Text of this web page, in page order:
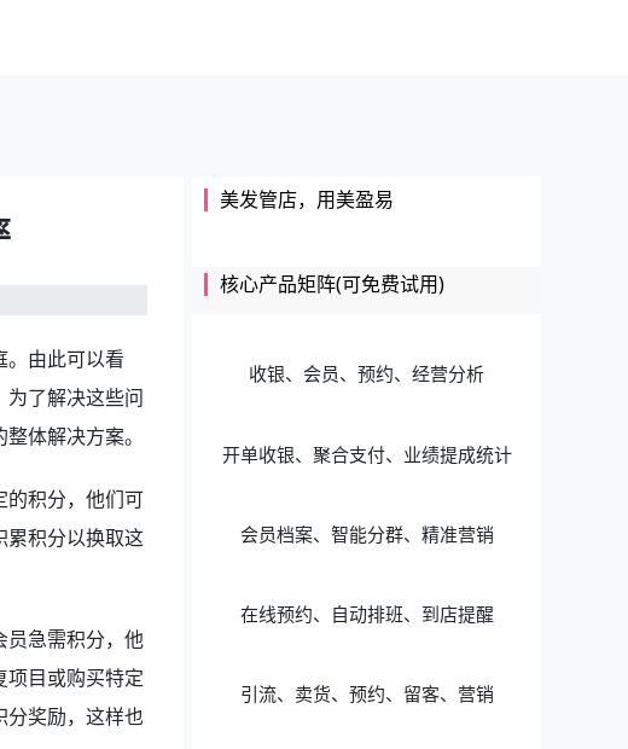
。由此可以看
为了解决这些问
体解决方案。
的积分，他们可
累积分以换取这
员急需积分，他
目或购买特定
分奖励，这样也
美发管店，用美盈易
核心产品矩阵(可免费试用)
收银、会员、预约、经营分析
开单收银、聚合支付、业绩提成统计
会员档案、智能分群、精准营销
在线预约、自动排班、到店提醒
引流、卖货、预约、留客、营销